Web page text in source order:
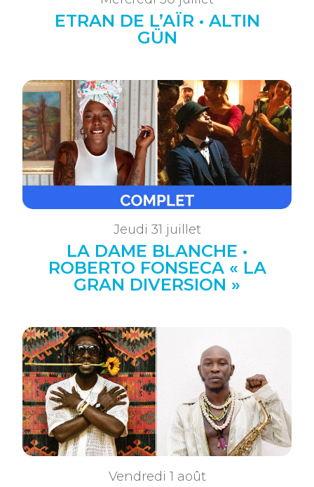
ETRAN DE L’AÏR • ALTIN
GÜN
Jeudi 31 juillet
LA DAME BLANCHE •
ROBERTO FONSECA « LA
GRAN DIVERSION »
Vendredi 1 août